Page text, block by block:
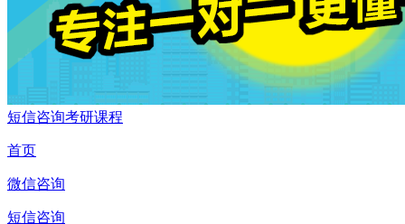
短信咨询考研课程
首页
微信咨询
短信咨询